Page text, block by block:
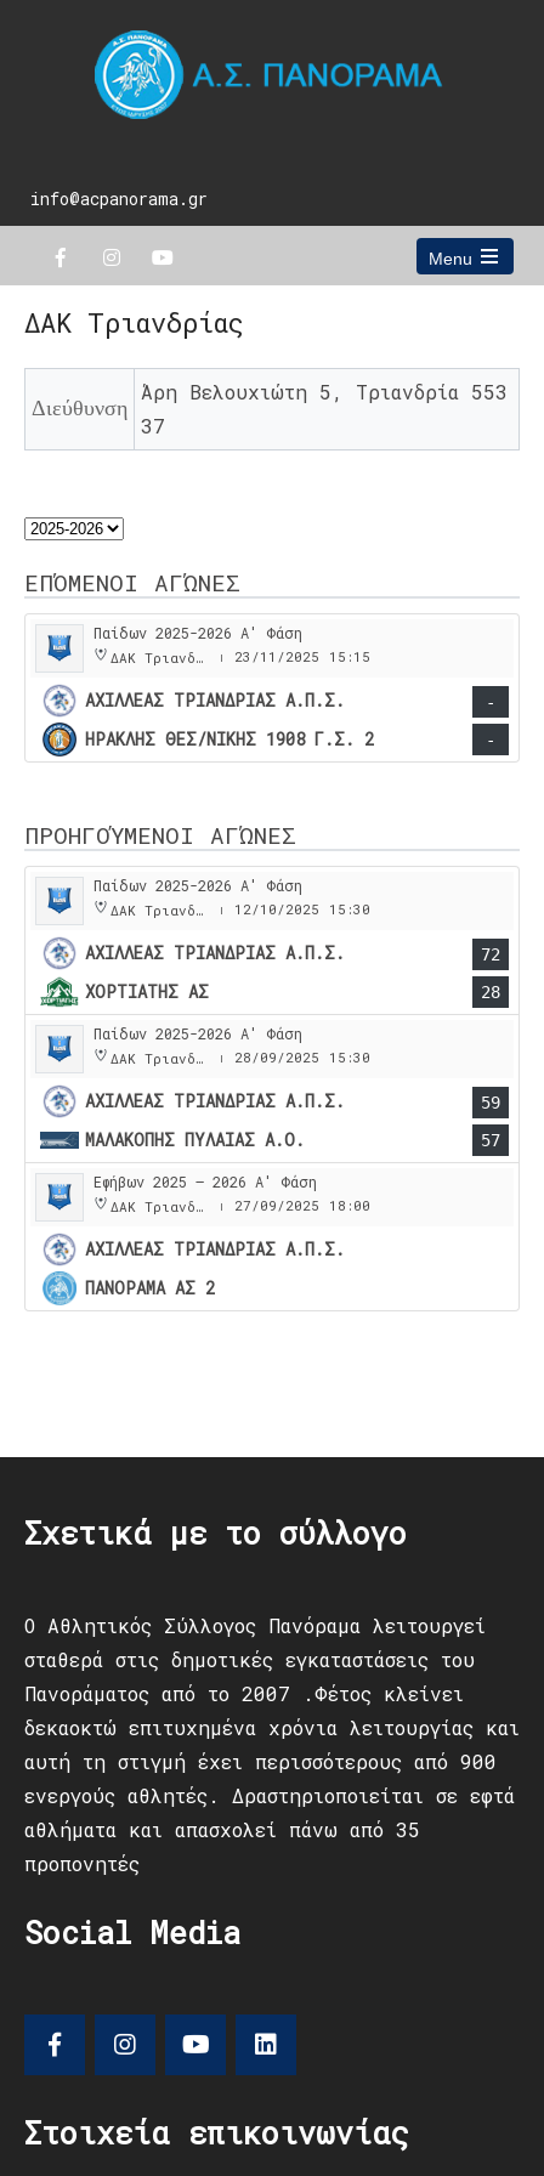
info@acpanorama.gr
Menu
Open
ΔΑΚ Τριανδρίας
Διεύθυνση
Άρη Βελουχιώτη 5, Τριανδρία 553
37
ΕΠΌΜΕΝΟΙ ΑΓΏΝΕΣ
Παίδων 2025-2026 Α' Φάση
ΔΑΚ Τριανδρίας | 23/11/2025 15:15
ΑΧΙΛΛΕΑΣ ΤΡΙΑΝΔΡΙΑΣ Α.Π.Σ. -
ΗΡΑΚΛΗΣ ΘΕΣ/ΝΙΚΗΣ 1908 Γ.Σ. 2 -
ΠΡΟΗΓΟΎΜΕΝΟΙ ΑΓΏΝΕΣ
Παίδων 2025-2026 Α' Φάση
ΔΑΚ Τριανδρίας | 12/10/2025 15:30
ΑΧΙΛΛΕΑΣ ΤΡΙΑΝΔΡΙΑΣ Α.Π.Σ. 72
ΧΟΡΤΙΑΤΗΣ ΑΣ 28
Παίδων 2025-2026 Α' Φάση
ΔΑΚ Τριανδρίας | 28/09/2025 15:30
ΑΧΙΛΛΕΑΣ ΤΡΙΑΝΔΡΙΑΣ Α.Π.Σ. 59
ΜΑΛΑΚΟΠΗΣ ΠΥΛΑΙΑΣ Α.Ο. 57
Εφήβων 2025 – 2026 Α' Φάση
ΔΑΚ Τριανδρίας | 27/09/2025 18:00
ΑΧΙΛΛΕΑΣ ΤΡΙΑΝΔΡΙΑΣ Α.Π.Σ.
ΠΑΝΟΡΑΜΑ ΑΣ 2
Σχετικά με το σύλλογο
Ο Αθλητικός Σύλλογος Πανόραμα λειτουργεί
σταθερά στις δημοτικές εγκαταστάσεις του
Πανοράματος από το 2007 .Φέτος κλείνει
δεκαοκτώ επιτυχημένα χρόνια λειτουργίας και
αυτή τη στιγμή έχει περισσότερους από 900
ενεργούς αθλητές. Δραστηριοποιείται σε εφτά
αθλήματα και απασχολεί πάνω από 35
προπονητές
Social Media
Στοιχεία επικοινωνίας